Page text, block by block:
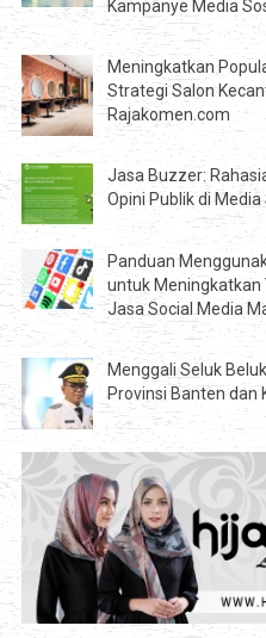
Kampanye Media
Meningkatkan
Strategi Salon
Rajakomen.com
Jasa Buzzer:
Opini Publik di Media
Panduan
untuk Meningkatkan
Jasa Social Media
Menggali Seluk
Provinsi Banten dan